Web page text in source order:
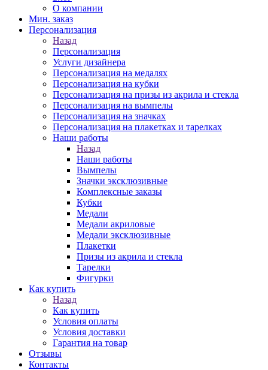
О компании
Мин. заказ
Персонализация
Назад
Персонализация
Услуги дизайнера
Персонализация на медалях
Персонализация на кубки
Персонализация на призы из акрила и стекла
Персонализация на вымпелы
Персонализация на значках
Персонализация на плакетках и тарелках
Наши работы
Назад
Наши работы
Вымпелы
Значки эксклюзивные
Комплексные заказы
Кубки
Медали
Медали акриловые
Медали эксклюзивные
Плакетки
Призы из акрила и стекла
Тарелки
Фигурки
Как купить
Назад
Как купить
Условия оплаты
Условия доставки
Гарантия на товар
Отзывы
Контакты